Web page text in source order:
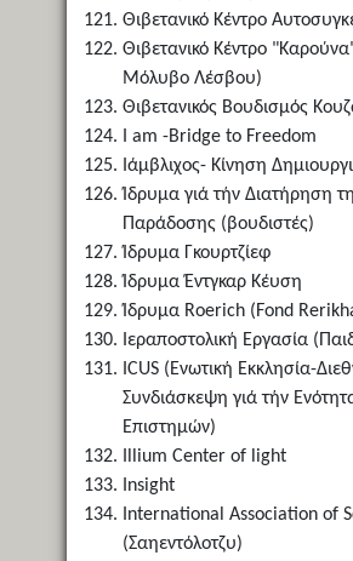
Θιβετανικό Κέντρο
Θιβετανικό Κέντρο
Μόλυβο Λέσβου)
Θιβετανικός Βουδισμός
I am -Bridge to Freedom
Ιάμβλιχος- Κίνηση
Ίδρυμα γιά τήν Διατήρηση
Παράδοσης (βουδιστές)
Ίδρυμα Γκουρτζίεφ
Ίδρυμα Έντγκαρ Κέυση
Ίδρυμα Roerich (Fond
Ιεραποστολική Εργασία
ICUS (Ενωτική Εκκλησία-
Συνδιάσκεψη γιά τήν
Επιστημών)
Illium Center of light
Insight
International Association of
(Σαηεντόλοτζυ)